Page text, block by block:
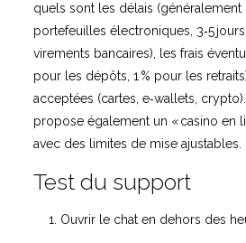
quels sont les délais (généralement
portefeuilles électroniques, 3‑5
virements bancaires), les frais
pour les dépôts, 1 % pour les
acceptées (cartes, e‑wallets,
propose également un « casino en
avec des limites de mise ajustables.
Test du support
Ouvrir le chat en dehors des